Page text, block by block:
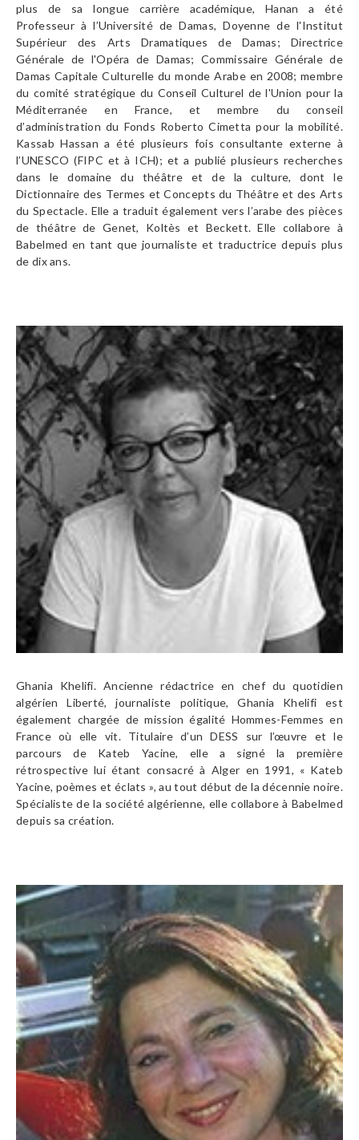
plus de sa longue carrière académique, Hanan a été
Professeur à l’Université de Damas, Doyenne de l'Institut
Supérieur des Arts Dramatiques de Damas; Directrice
Générale de l'Opéra de Damas; Commissaire Générale de
Damas Capitale Culturelle du monde Arabe en 2008; membre
du comité stratégique du Conseil Culturel de l'Union pour la
Méditerranée en France, et membre du conseil
d’administration du Fonds Roberto Cimetta pour la mobilité.
Kassab Hassan a été plusieurs fois consultante externe à
l’UNESCO (FIPC et à ICH); et a publié plusieurs recherches
dans le domaine du théâtre et de la culture, dont le
Dictionnaire des Termes et Concepts du Théâtre et des Arts
du Spectacle. Elle a traduit également vers l’arabe des pièces
de théâtre de Genet, Koltès et Beckett. Elle collabore à
Babelmed en tant que journaliste et traductrice depuis plus
de dix ans.
Ghania Khelifi. Ancienne rédactrice en chef du quotidien
algérien Liberté, journaliste politique, Ghania Khelifi est
également chargée de mission égalité Hommes-Femmes en
France où elle vit. Titulaire d’un DESS sur l’œuvre et le
parcours de Kateb Yacine, elle a signé la première
rétrospective lui étant consacré à Alger en 1991, « Kateb
Yacine, poèmes et éclats », au tout début de la décennie noire.
Spécialiste de la société algérienne, elle collabore à Babelmed
depuis sa création.